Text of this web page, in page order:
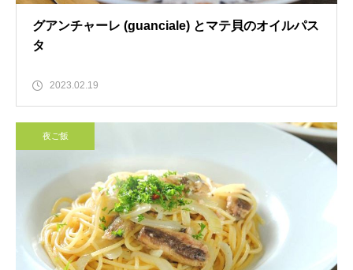
グアンチャーレ (guanciale) とマテ貝のオイルパス
タ
2023.02.19
夜ご飯